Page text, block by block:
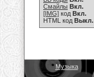
Смайлы Вкл.
[IMG] код Вкл.
HTML код Выкл.
Музыка